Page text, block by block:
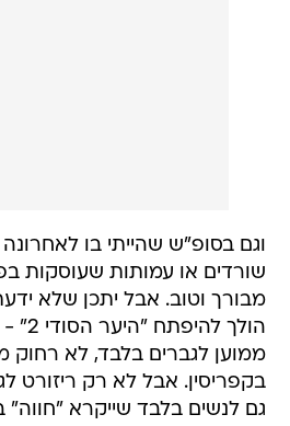
וגם בסופ"ש שהייתי בו לאחרונה
שורדים או עמותות שעוסקות
מבורך וטוב. אבל יתכן שלא
הולך
ממוען לגברים בלבד, לא רחוק
בקפריסין. אבל לא רק ריזורט
גם לנשים בלבד שייקרא "חווה"